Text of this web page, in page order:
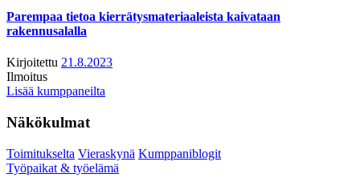
Parempaa tietoa kierrätysmateriaaleista kaivataan
rakennusalalla
Kirjoitettu 21.8.2023
Ilmoitus
Lisää kumppaneilta
Näkökulmat
Toimitukselta Vieraskynä Kumppaniblogit
Työpaikat & työelämä